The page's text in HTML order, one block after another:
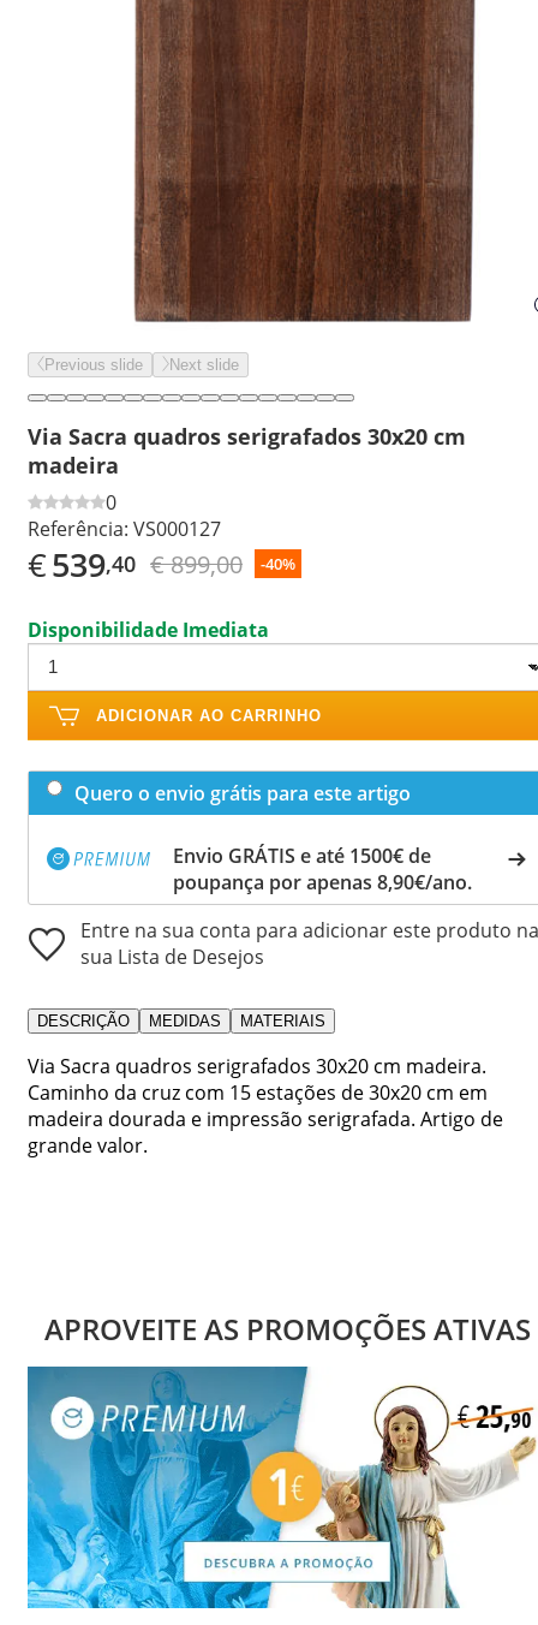
Previous slide Next slide
Via Sacra quadros serigrafados 30x20 cm
madeira
0
Referência: VS000127
€539,40 € 899,00 -40%
Disponibilidade Imediata
ADICIONAR AO CARRINHO
Quero o envio grátis para este artigo
Envio GRÁTIS e até 1500€ de
poupança por apenas 8,90€/ano.
Entre na sua conta para adicionar este produto na
sua Lista de Desejos
DESCRIÇÃO MEDIDAS MATERIAIS
Via Sacra quadros serigrafados 30x20 cm madeira.
Caminho da cruz com 15 estações de 30x20 cm em
madeira dourada e impressão serigrafada. Artigo de
grande valor.
APROVEITE AS PROMOÇÕES ATIVAS